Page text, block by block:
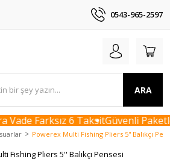
0543-965-2597
ARA
Farksız 6 TaksitGüvenli
Powerex Multi Fishing Pliers 5'' Balıkçı